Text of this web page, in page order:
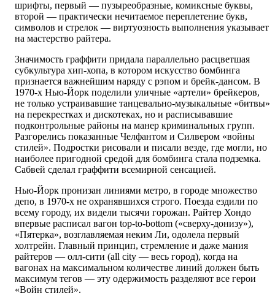
шрифты, первый — пузыреобразные, комиксные буквы,
второй — практически нечитаемое переплетение букв,
символов и стрелок — виртуозность выполнения указывает
на мастерство райтера.
Значимость граффити придала параллельно расцветшая
субкультура хип-хопа, в котором искусство бомбинга
признается важнейшим наряду с рэпом и брейк-дансом. В
1970-х Нью-Йорк поделили уличные «артели» брейкеров,
не только устраивавшие танцевально-музыкальные «битвы»
на перекрестках и дискотеках, но и расписывавшие
подконтрольные районы на манер криминальных групп.
Разгорелись показанные Челфантом и Силвером «войны
стилей». Подростки рисовали и писали везде, где могли, но
наиболее пригодной средой для бомбинга стала подземка.
Сабвей сделал граффити всемирной сенсацией.
Нью-Йорк пронизан линиями метро, в городе множество
депо, в 1970-х не охранявшихся строго. Поезда ездили по
всему городу, их видели тысячи горожан. Райтер Хондо
впервые расписал вагон tор-to-bottom («сверху-донизу»),
«Пятерка», возглавляемая неким Ли, одолела первый
холтрейн. Главный принцип, стремление и даже мания
райтеров — олл-сити (all city — весь город), когда на
вагонах на максимальном количестве линий должен быть
максимум тегов — эту одержимость разделяют все герои
«Войн стилей».